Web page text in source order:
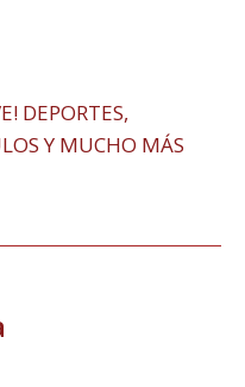
DEPORTES,
Y MUCHO MÁS